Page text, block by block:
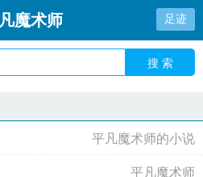
魔术师 足迹
搜 索
平凡魔术师的小说
平凡魔术师